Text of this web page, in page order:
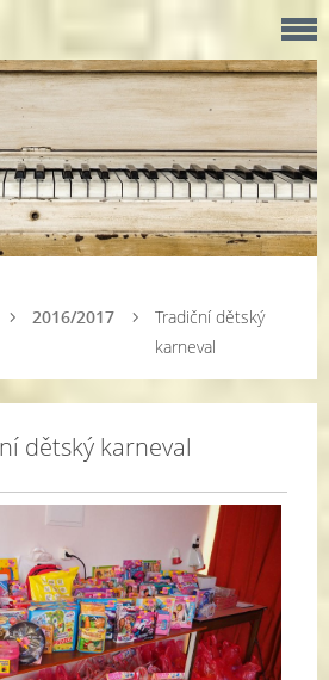
2016/2017
Tradiční dětský
karneval
dětský karneval